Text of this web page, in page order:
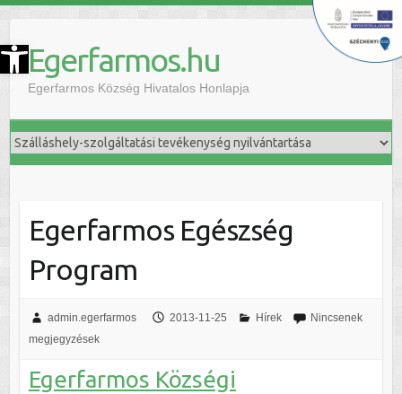
Eszköztár megnyitása Egerfarmos.hu
Egerfarmos Község Hivatalos Honlapja
Egerfarmos Egészség
Program
admin.egerfarmos 2013-11-25 Hírek
Nincsenek
megjegyzések
Egerfarmos Községi